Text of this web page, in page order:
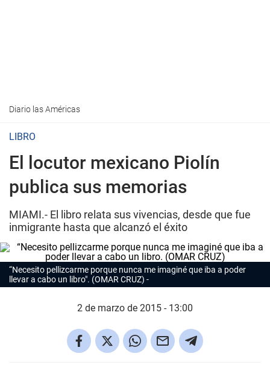
Diario las Américas
LIBRO
El locutor mexicano Piolín
publica sus memorias
MIAMI.- El libro relata sus vivencias, desde que fue
inmigrante hasta que alcanzó el éxito
“Necesito pellizcarme porque nunca me imaginé que iba a poder
llevar a cabo un libro". (OMAR CRUZ)
2 de marzo de 2015 - 13:00